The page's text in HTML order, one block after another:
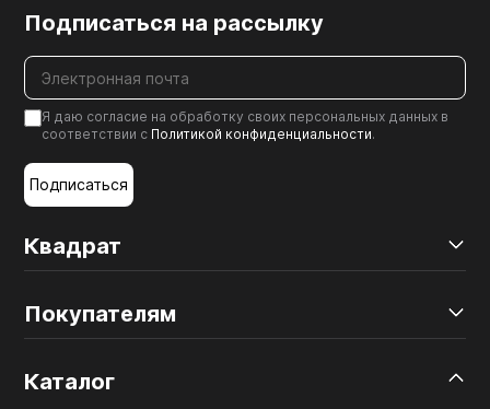
Квадрат
Покупателям
Каталог
Подписаться на рассылку
Я даю согласие на обработку своих персональных данных в
соответствии с Политикой конфиденциальности.
Подписаться